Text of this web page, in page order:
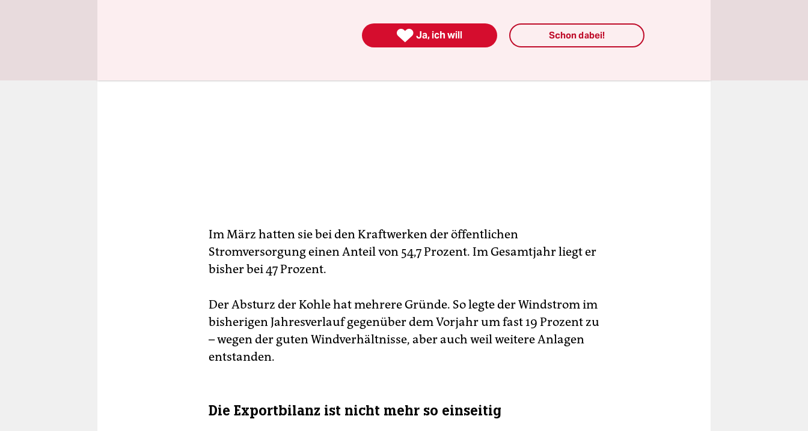
Im März hatten sie bei den Kraftwerken der öffentlichen
Stromversorgung einen Anteil von 54,7 Prozent. Im Gesamtjahr liegt er
bisher bei 47 Prozent.
Der Absturz der Kohle hat mehrere Gründe. So legte der Windstrom im
bisherigen Jahresverlauf gegenüber dem Vorjahr um fast 19 Prozent zu
– wegen der guten Windverhältnisse, aber auch weil weitere Anlagen
entstanden.
Die Exportbilanz ist nicht mehr so einseitig
 Ja, ich will Schon dabei!